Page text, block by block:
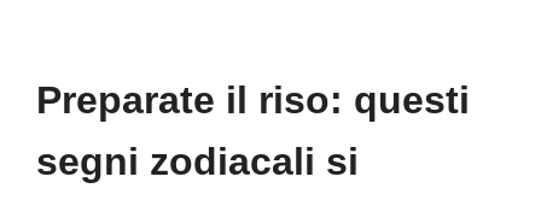
Preparate il riso: questi
segni zodiacali si